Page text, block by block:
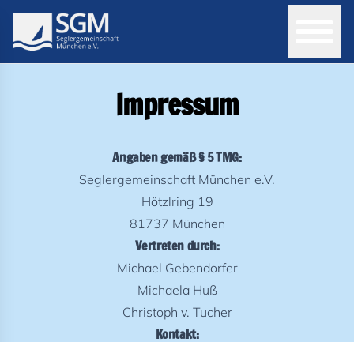
Impressum
Angaben gemäß § 5 TMG:
Seglergemeinschaft München e.V.
Hötzlring 19
81737 München
Vertreten durch:
Michael Gebendorfer
Michaela Huß
Christoph v. Tucher
Kontakt: